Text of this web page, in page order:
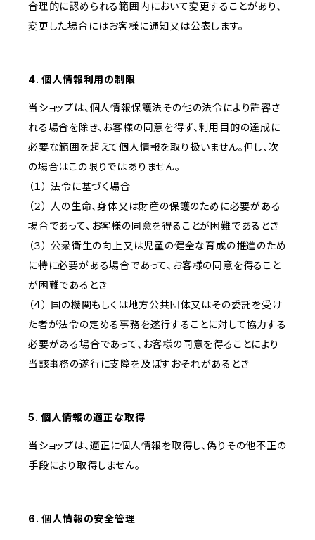
合理的に認められる範囲内において変更することがあり、
変更した場合にはお客様に通知又は公表します。
4. 個人情報利用の制限
当ショップは、個人情報保護法その他の法令により許容さ
れる場合を除き、お客様の同意を得ず、利用目的の達成に
必要な範囲を超えて個人情報を取り扱いません。但し、次
の場合はこの限りではありません。
（１） 法令に基づく場合
（２） 人の生命、身体又は財産の保護のために必要がある
場合であって、お客様の同意を得ることが困難であるとき
（３） 公衆衛生の向上又は児童の健全な育成の推進のため
に特に必要がある場合であって、お客様の同意を得ること
が困難であるとき
（４） 国の機関もしくは地方公共団体又はその委託を受け
た者が法令の定める事務を遂行することに対して協力する
必要がある場合であって、お客様の同意を得ることにより
当該事務の遂行に支障を及ぼすおそれがあるとき
5. 個人情報の適正な取得
当ショップは、適正に個人情報を取得し、偽りその他不正の
手段により取得しません。
6. 個人情報の安全管理